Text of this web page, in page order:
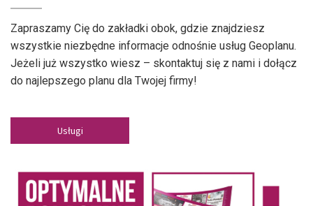
Zapraszamy Cię do zakładki obok, gdzie znajdziesz
wszystkie niezbędne informacje odnośnie usług Geoplanu.
Jeżeli już wszystko wiesz – skontaktuj się z nami i dołącz
do najlepszego planu dla Twojej firmy!
Usługi